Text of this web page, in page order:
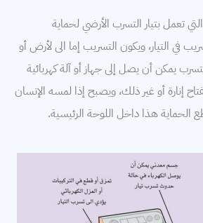
تعمل بتيار التسرب الأرضي لحماية
التيار، ويكون التسريب إما الى لأرض أو
يمكن أن يصل إلى جهاز أو آلة كهربائية
إنارة أو غير ذلك، ويصبح إذا لمسه الإنسان
هذا داخل اللوحة الرئيسية.